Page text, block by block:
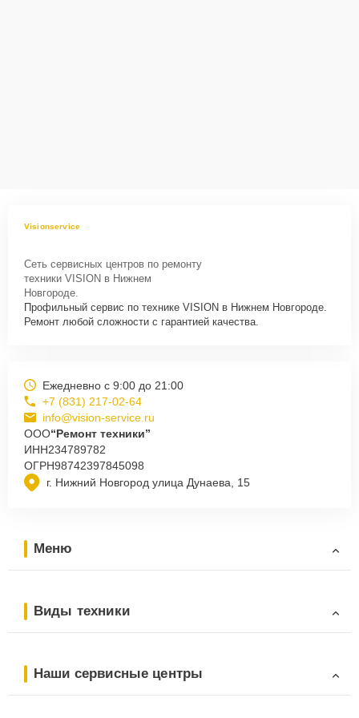
Visionservice
Сеть сервисных центров по ремонту
техники VISION в Нижнем
Новгороде.
Профильный сервис по технике VISION в Нижнем Новгороде.
Ремонт любой сложности с гарантией качества.
г. Нижний Новгород улица Дунаева, 15
Ежедневно с 9:00 до 21:00
+7 (831) 217-02-64
info@vision-service.ru
ООО“Ремонт техники”
ИНН234789782
ОГРН98742397845098
Меню
Виды техники
Наши сервисные центры